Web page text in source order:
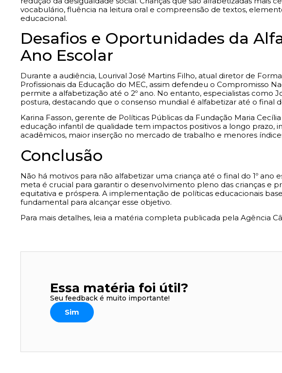
vocabulário, fluência na leitura oral e compreensão de textos,
educacional.
Desafios e Oportunidades da
Ano Escolar
Durante a audiência, Lourival José Martins Filho, atual diretor de
Profissionais da Educação do MEC, assim defendeu o Compromisso
permite a alfabetização até o 2º ano. No entanto, especialistas como
postura, destacando que o consenso mundial é alfabetizar até o final
Karina Fasson, gerente de Políticas Públicas da Fundação Maria
educação infantil de qualidade tem impactos positivos a longo prazo,
acadêmicos, maior inserção no mercado de trabalho e menores
Conclusão
Não há motivos para não alfabetizar uma criança até o final do 1º ano
meta é crucial para garantir o desenvolvimento pleno das crianças e
equitativa e próspera. A implementação de políticas educacionais
fundamental para alcançar esse objetivo.
Para mais detalhes, leia a matéria completa publicada pela Agência
Essa matéria foi útil?
Seu feedback é muito importante!
Sim